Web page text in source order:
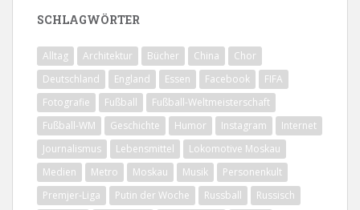
SCHLAGWÖRTER
Alltag Architektur Bücher China
Chor
Deutschland
England Essen Facebook
FIFA
Fotografie
Fußball
Fußball-Weltmeisterschaft
Fußball-WM
Geschichte Humor Instagram
Internet
Journalismus
Lebensmittel
Lokomotive Moskau
Medien
Metro Moskau Musik
Personenkult
Premjer-Liga
Putin der Woche Russball
Russisch